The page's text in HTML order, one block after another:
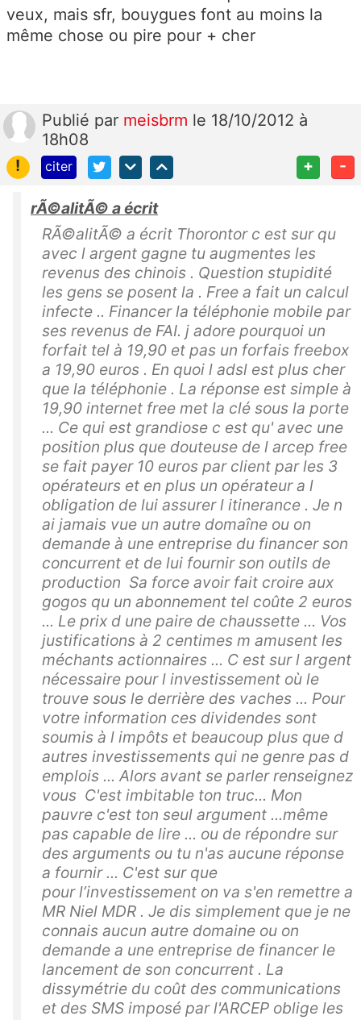
veux, mais sfr, bouygues font au moins la
même chose ou pire pour + cher
Publié par meisbrm le 18/10/2012 à
18h08
!
citer + -
rÃ©alitÃ© a écrit
RÃ©alitÃ© a écrit Thorontor c est sur qu
avec l argent gagne tu augmentes les
revenus des chinois . Question stupidité
les gens se posent la . Free a fait un calcul
infecte .. Financer la téléphonie mobile par
ses revenus de FAI. j adore pourquoi un
forfait tel à 19,90 et pas un forfais freebox
a 19,90 euros . En quoi l adsl est plus cher
que la téléphonie . La réponse est simple à
19,90 internet free met la clé sous la porte
... Ce qui est grandiose c est qu' avec une
position plus que douteuse de l arcep free
se fait payer 10 euros par client par les 3
opérateurs et en plus un opérateur a l
obligation de lui assurer l itinerance . Je n
ai jamais vue un autre domaîne ou on
demande à une entreprise du financer son
concurrent et de lui fournir son outils de
production Sa force avoir fait croire aux
gogos qu un abonnement tel coûte 2 euros
... Le prix d une paire de chaussette ... Vos
justifications à 2 centimes m amusent les
méchants actionnaires ... C est sur l argent
nécessaire pour l investissement où le
trouve sous le derrière des vaches ... Pour
votre information ces dividendes sont
soumis à l impôts et beaucoup plus que d
autres investissements qui ne genre pas d
emplois ... Alors avant se parler renseignez
vous C'est imbitable ton truc... Mon
pauvre c'est ton seul argument ...même
pas capable de lire ... ou de répondre sur
des arguments ou tu n'as aucune réponse
a fournir ... C'est sur que
pour l’investissement on va s'en remettre a
MR Niel MDR . Je dis simplement que je ne
connais aucun autre domaine ou on
demande a une entreprise de financer le
lancement de son concurrent . La
dissymétrie du coût des communications
et des SMS imposé par l'ARCEP oblige les